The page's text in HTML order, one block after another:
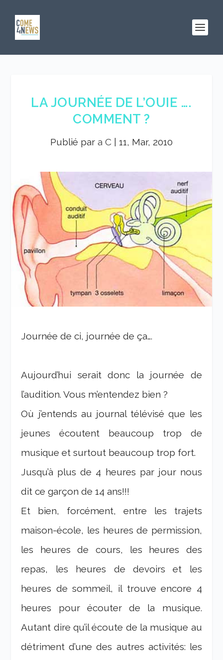
LA JOURNÉE DE L’OUIE ….
COMMENT ?
Publié par a C 11, Mar, 2010
Journée de ci, journée de ça….
Aujourd’hui serait donc la journée de
l’audition. Vous m’entendez bien ?
Où j’entends au journal télévisé que les
jeunes écoutent beaucoup trop de
musique et surtout beaucoup trop fort.
Jusqu’à plus de 4 heures par jour nous
dit ce garçon de 14 ans!!!
Et bien, forcément, entre les trajets
maison-école, les heures de permission,
les heures de cours, les heures des
repas, les heures de devoirs et les
heures de sommeil, il trouve encore 4
heures pour écouter de la musique.
Autant dire qu’il écoute de la musique au
détriment d’une des autres activités: les